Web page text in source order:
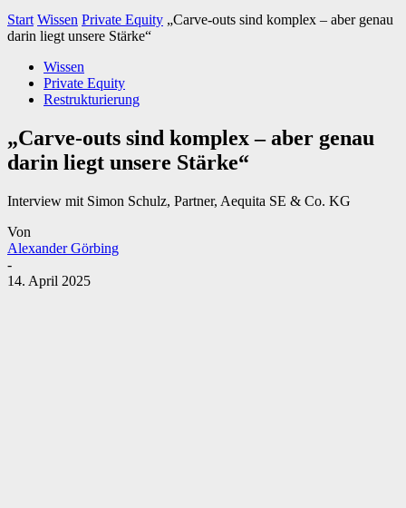
Start Wissen Private Equity „Carve-outs sind komplex – aber genau
darin liegt unsere Stärke“
Wissen
Private Equity
Restrukturierung
„Carve-outs sind komplex – aber genau
darin liegt unsere Stärke“
Interview mit Simon Schulz, Partner, Aequita SE & Co. KG
Von
Alexander Görbing
-
14. April 2025